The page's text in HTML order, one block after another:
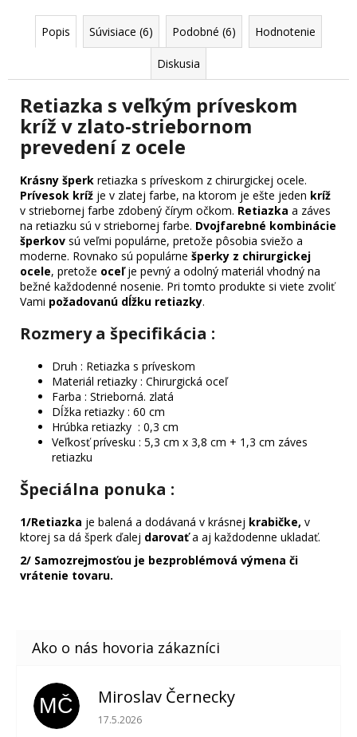
Popis Súvisiace (6) Podobné (6) Hodnotenie
Diskusia
Retiazka s veľkým príveskom
kríž v zlato-striebornom
prevedení z ocele
Krásny šperk retiazka s príveskom z chirurgickej ocele.
Prívesok kríž je v zlatej farbe, na ktorom je ešte jeden kríž
v striebornej farbe zdobený čírym očkom. Retiazka a záves
na retiazku sú v striebornej farbe. Dvojfarebné kombinácie
šperkov sú veľmi populárne, pretože pôsobia sviežo a
moderne. Rovnako sú populárne šperky z chirurgickej
ocele, pretože oceľje pevný a odolný materiál vhodný na
bežné každodenné nosenie. Pri tomto produkte si viete zvoliť
Vami požadovanú dĺžku retiazky.
Rozmery a špecifikácia :
Druh : Retiazka s príveskom
Materiál retiazky : Chirurgická oceľ
Farba : Strieborná. zlatá
Dĺžka retiazky : 60 cm
Hrúbka retiazky : 0,3 cm
Veľkosť prívesku : 5,3 cm x 3,8 cm + 1,3 cm záves
retiazku
Špeciálna ponuka :
1/Retiazka je balená a dodávaná v krásnej krabičke, v
ktorej sa dá šperk ďalej darovaťa aj každodenne ukladať.
2/ Samozrejmosťou je bezproblémová výmena či
vrátenie tovaru.
MČ Miroslav Černecky
Hodnotenie obchodu je 5 z 5 hviezdičiek.
17.5.2026
16,48